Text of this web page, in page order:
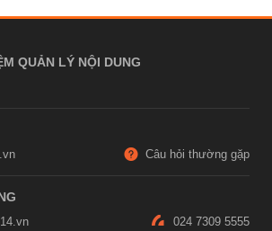
QUẢN LÝ NỘI DUNG
Câu hỏi thường gặp
024 7309 5555